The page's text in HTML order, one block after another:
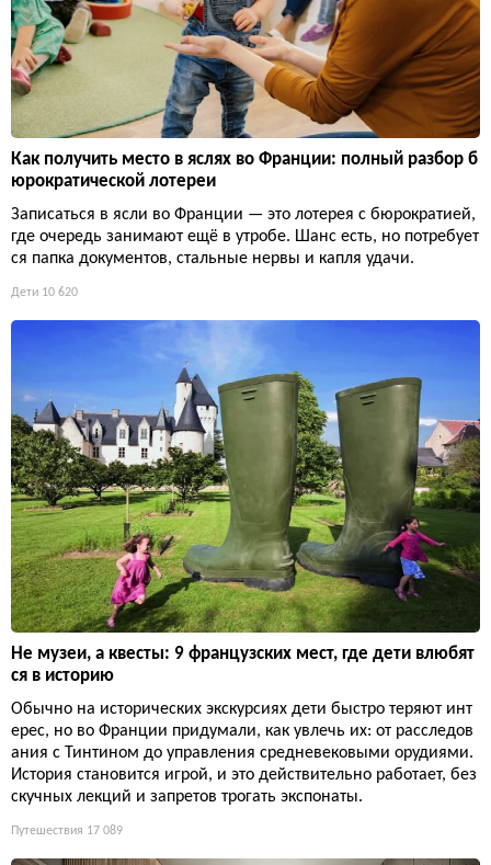
Как получить место в яслях во Франции: полный разбор б
юрократической лотереи
Записаться в ясли во Франции — это лотерея с бюрократией,
где очередь занимают ещё в утробе. Шанс есть, но потребует
ся папка документов, стальные нервы и капля удачи.
Дети 10 620
Не музеи, а квесты: 9 французских мест, где дети влюбят
ся в историю
Обычно на исторических экскурсиях дети быстро теряют инт
ерес, но во Франции придумали, как увлечь их: от расследов
ания с Тинтином до управления средневековыми орудиями.
История становится игрой, и это действительно работает, без
скучных лекций и запретов трогать экспонаты.
Путешествия 17 089